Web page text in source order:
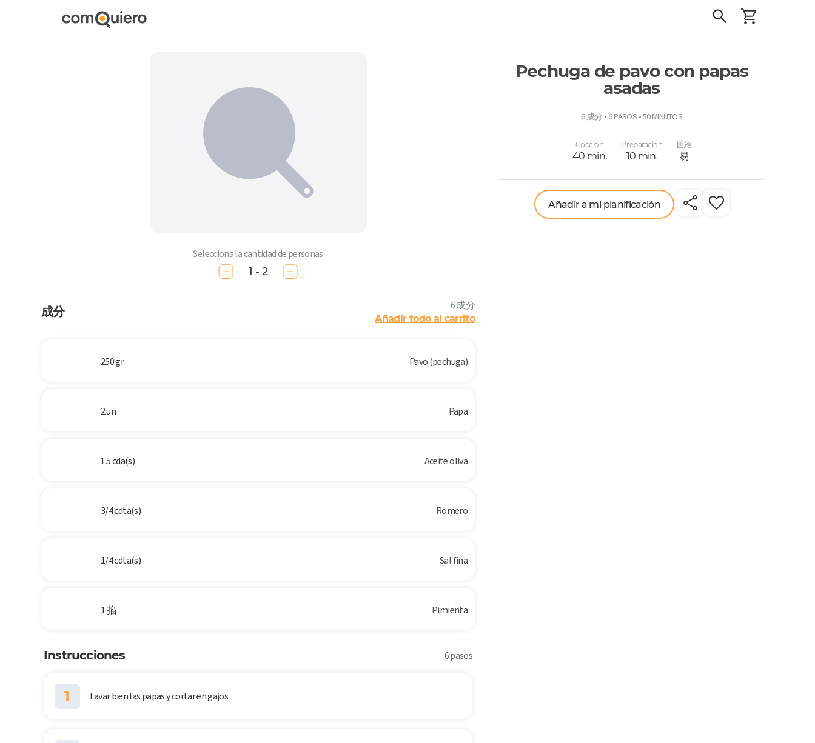
Pechuga de pavo con papas
asadas
6 成分 • 6 PASOS • 50 MINUTOS
Cocción
40 min.
Preparación
10 min.
困难
易
Añadir a mi planificación
Selecciona la cantidad de personas
1 - 2
成分 6 成分
Añadir todo al carrito
250 gr Pavo (pechuga)
2 un Papa
1.5 cda(s) Aceite oliva
3/4 cdta(s) Romero
1/4 cdta(s) Sal fina
1 掐 Pimienta
Instrucciones 6 pasos
1 Lavar bien las papas y cortar en gajos.